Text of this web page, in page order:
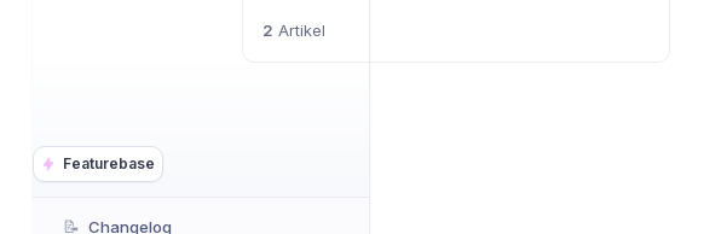
Featurebase
📝 Changelog
2 Artikel